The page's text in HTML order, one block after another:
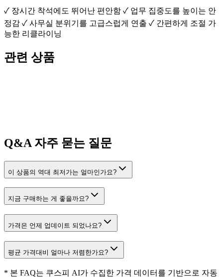
✓ 장시간 착석에도 뛰어난 편안함 ✓ 업무 집중도를 높이는 안
정감 ✓ 사무실 분위기를 고급스럽게 연출 ✓ 간편하게 조절 가
능한 리클라이닝
관련 상품
Q&A 자주 묻는 질문
이 상품의 역대 최저가는 얼마인가요?
지금 구매하는 게 좋을까요?
가격은 언제 업데이트 되었나요?
평균 가격대비 얼마나 저렴한가요?
* 본 FAQ는 쿠스피 AI가 수집한 가격 데이터를 기반으로 자동